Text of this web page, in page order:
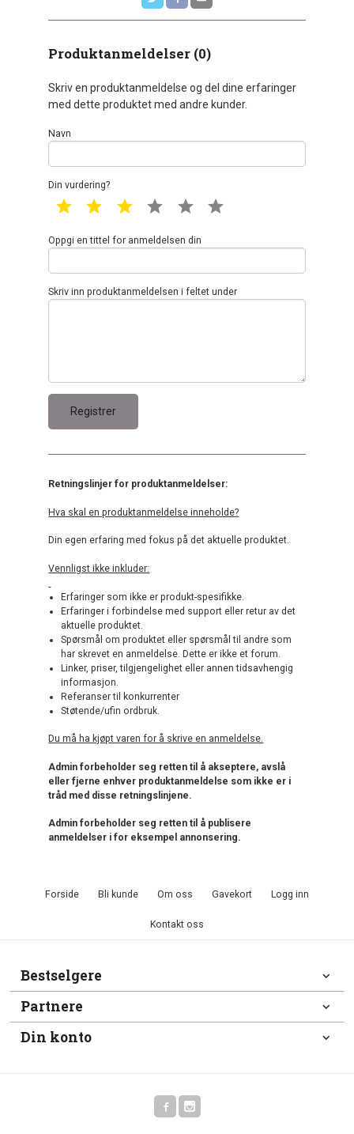
Produktanmeldelser (0)
Skriv en produktanmeldelse og del dine erfaringer
med dette produktet med andre kunder.
Navn
Din vurdering?
1 star 2 star 3 star 4 star 5 star
Oppgi en tittel for anmeldelsen din
Skriv inn produktanmeldelsen i feltet under
Retningslinjer for produktanmeldelser:
Hva skal en produktanmeldelse inneholde?
Din egen erfaring med fokus på det aktuelle produktet.
Vennligst ikke inkluder:
Erfaringer som ikke er produkt-spesifikke.
Erfaringer i forbindelse med support eller retur av det
aktuelle produktet.
Spørsmål om produktet eller spørsmål til andre som
har skrevet en anmeldelse. Dette er ikke et forum.
Linker, priser, tilgjengelighet eller annen tidsavhengig
informasjon.
Referanser til konkurrenter
Støtende/ufin ordbruk.
Du må ha kjøpt varen for å skrive en anmeldelse.
Admin forbeholder seg retten til å akseptere, avslå
eller fjerne enhver produktanmeldelse som ikke er i
tråd med disse retningslinjene.
Admin forbeholder seg retten til å publisere
anmeldelser i for eksempel annonsering.
Forside Bli kunde Om oss Gavekort Logg inn
Kontakt oss
Bestselgere
Partnere
Din konto